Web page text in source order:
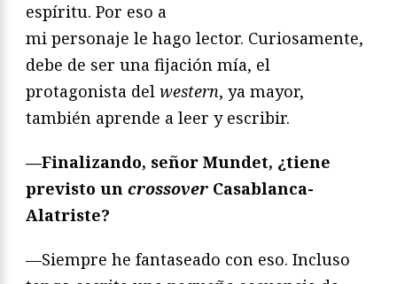
espíritu. Por eso a
mi personaje le hago lector. Curiosamente,
debe de ser una fijación mía, el
protagonista del western, ya mayor,
también aprende a leer y escribir.
—Finalizando, señor Mundet, ¿tiene
previsto un crossover Casablanca-
Alatriste?
—Siempre he fantaseado con eso. Incluso